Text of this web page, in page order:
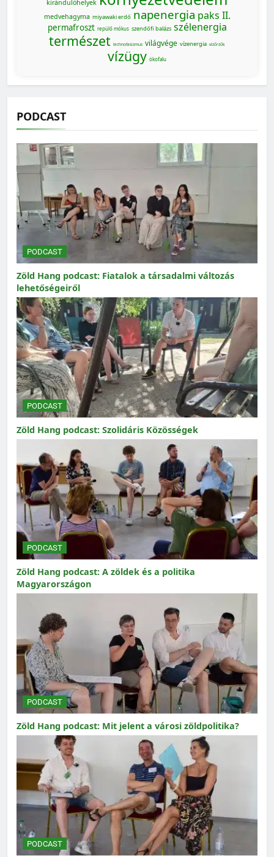
kirándulóhelyek
medvehagyma miyawaki erdő napenergia paks II.
permafroszt repülő mókus szendőfi balázs szélenergia
természet technofasizmus világvége vízenergia vízőrzők
vízügy ökofalu
PODCAST
PODCAST
Zöld Hang podcast: Fiatalok a társadalmi változás
lehetőségeiről
PODCAST
Zöld Hang podcast: Szolidáris Közösségek
PODCAST
Zöld Hang podcast: A zöldek és a politika
Magyarországon
PODCAST
Zöld Hang podcast: Mit jelent a városi zöldpolitika?
PODCAST